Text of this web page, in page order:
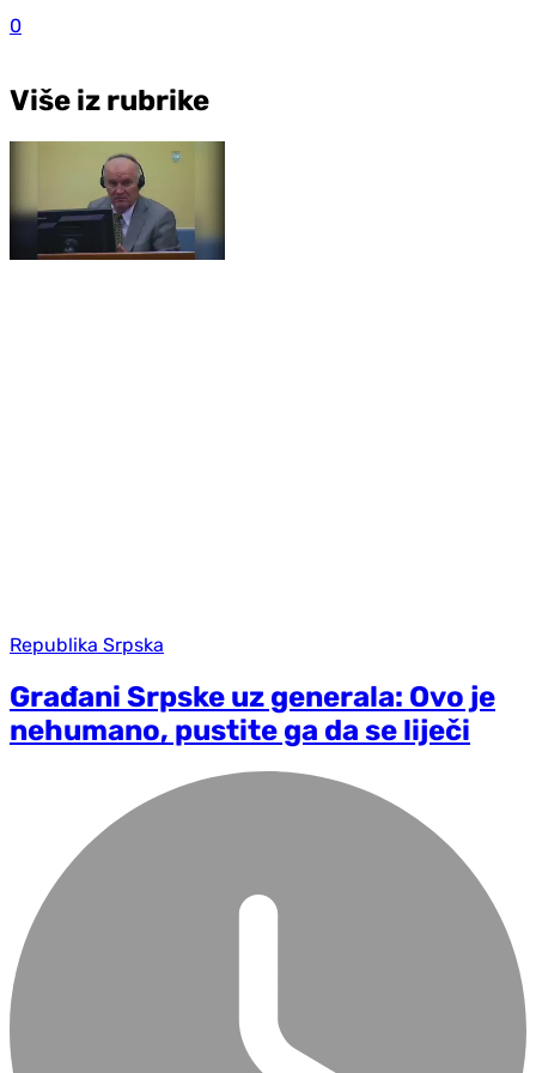
0
Više iz rubrike
Republika Srpska
Građani Srpske uz generala: Ovo je
nehumano, pustite ga da se liječi